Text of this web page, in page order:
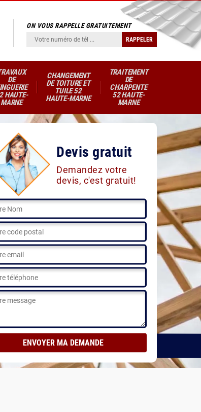
ON VOUS RAPPELLE GRATUITEMENT
DE
HAUTE-
MARNE
CHANGEMENT
DE TOITURE ET
TUILE 52
HAUTE-MARNE
TRAITEMENT
DE
CHARPENTE
52 HAUTE-
MARNE
Devis gratuit
Demandez votre
devis, c'est gratuit!
réalisations